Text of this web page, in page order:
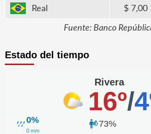
Real 7,00
Fuente: Banco
Estado del tiempo
Rivera
16º/
0%
0 mm
73%